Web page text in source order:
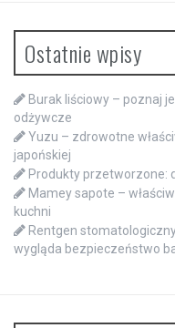
Ostatnie wpisy
Burak liściowy – poznaj
odżywcze
Yuzu – zdrowotne
japońskiej
Produkty przetworzone:
Mamey sapote –
kuchni
Rentgen
wygląda bezpieczeństwo